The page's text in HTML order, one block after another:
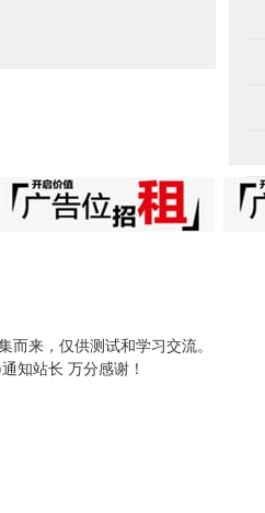
来，仅供测试和学习交流。
知站长 万分感谢！